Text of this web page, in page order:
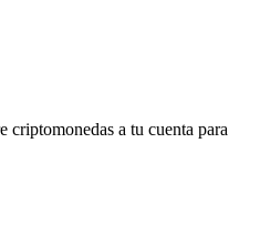
criptomonedas a tu cuenta para